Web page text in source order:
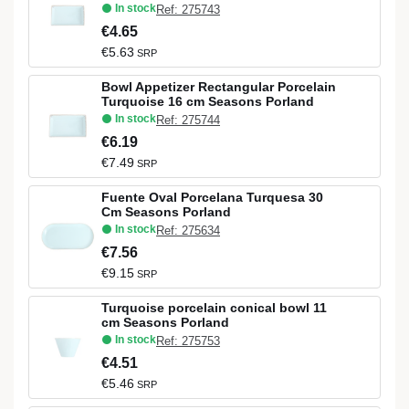
In stockRef: 275743
€4.65
€5.63 SRP
Bowl Appetizer Rectangular Porcelain
Turquoise 16 cm Seasons Porland
In stockRef: 275744
€6.19
€7.49 SRP
Fuente Oval Porcelana Turquesa 30
Cm Seasons Porland
In stockRef: 275634
€7.56
€9.15 SRP
Turquoise porcelain conical bowl 11
cm Seasons Porland
In stockRef: 275753
€4.51
€5.46 SRP